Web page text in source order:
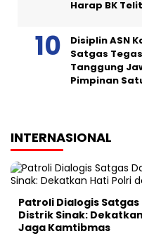
Harap BK
Disiplin ASN
Satgas
Tanggung
Pimpinan
INTERNASIONAL
Patroli Dialogis
Distrik Sinak:
Jaga Kamtibmas